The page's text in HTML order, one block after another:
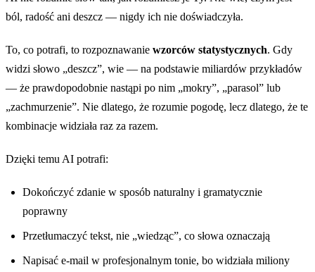
ból, radość ani deszcz — nigdy ich nie doświadczyła.
To, co potrafi, to rozpoznawanie wzorców statystycznych. Gdy
widzi słowo „deszcz”, wie — na podstawie miliardów przykładów
— że prawdopodobnie nastąpi po nim „mokry”, „parasol” lub
„zachmurzenie”. Nie dlatego, że rozumie pogodę, lecz dlatego, że te
kombinacje widziała raz za razem.
Dzięki temu AI potrafi:
Dokończyć zdanie w sposób naturalny i gramatycznie
poprawny
Przetłumaczyć tekst, nie „wiedząc”, co słowa oznaczają
Napisać e-mail w profesjonalnym tonie, bo widziała miliony